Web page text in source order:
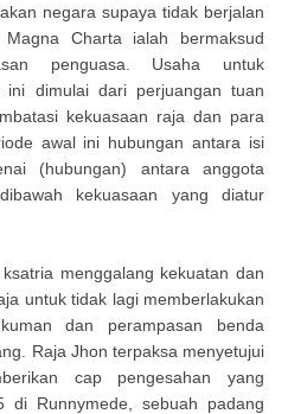
negara supaya tidak berjalan
Charta ialah bermaksud
penguasa. Usaha untuk
ini dimulai dari perjuangan tuan
kekuasaan raja dan para
awal ini hubungan antara isi
(hubungan) antara anggota
kekuasaan yang diatur
menggalang kekuatan dan
untuk tidak lagi memberlakukan
dan perampasan benda
Raja Jhon terpaksa menyetujui
cap pengesahan yang
di Runnymede, sebuah padang